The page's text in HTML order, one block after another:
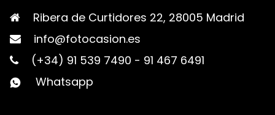
Ribera de Curtidores 22, 28005 Madrid
info@fotocasion.es
(+34) 91 539 7490 - 91 467 6491
Whatsapp